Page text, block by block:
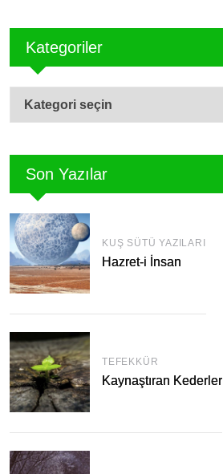
Kategoriler
Kategoriler
Son Yazılar
KUŞ SÜTÜ YAZILARI
Hazret-i İnsan
TEFEKKÜR
Kaynaştıran Kederler